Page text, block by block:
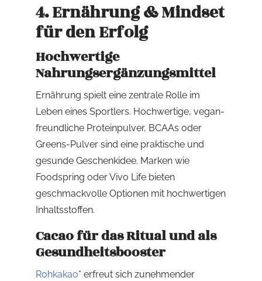
4. Ernährung & Mindset
für den Erfolg
Hochwertige
Nahrungsergänzungsmittel
Ernährung spielt eine zentrale Rolle im
Leben eines Sportlers. Hochwertige, vegan-
freundliche Proteinpulver, BCAAs oder
Greens-Pulver sind eine praktische und
gesunde Geschenkidee. Marken wie
Foodspring oder Vivo Life bieten
geschmackvolle Optionen mit hochwertigen
Inhaltsstoffen.
Cacao für das Ritual und als
Gesundheitsbooster
Rohkakao* erfreut sich zunehmender